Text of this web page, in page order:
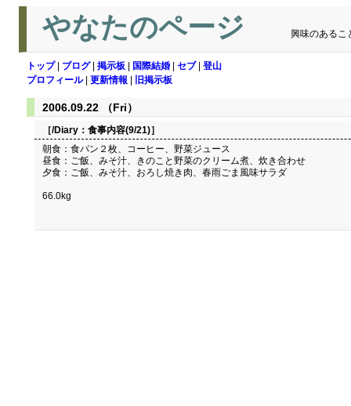
やなたのページ 興味のあるこ
トップ| ブログ| 掲示板 国際結婚 セブ| 登山
プロフィール| 更新情報 旧掲示板
2006.09.22 （Fri）
［/Diary： 食事内容(9/21)］
朝食：食パン２枚、コーヒー、野菜ジュース
昼食：ご飯、みそ汁、きのこと野菜のクリーム煮、炊き合わせ
夕食：ご飯、みそ汁、おろし焼き肉、春雨ごま風味サラダ
66.0kg